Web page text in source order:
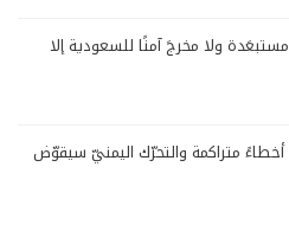
ولا مخرجَ آمنًا للسعودية إلا
أخطاءً متراكمة والتحرّك اليمنيّ سيقوّض